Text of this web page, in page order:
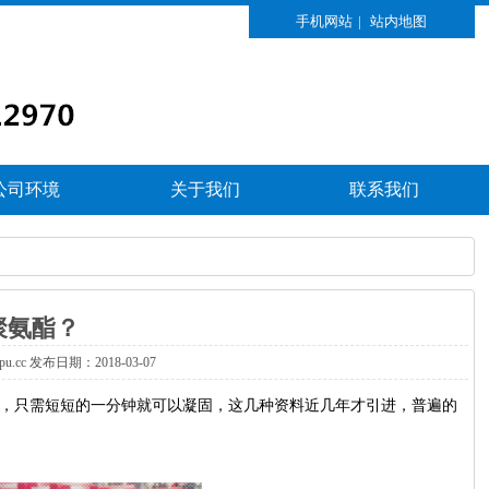
手机网站 | 站内地图
司环境 关于我们 联系我们
酯？
发布日期：2018-03-07
需短短的一分钟就可以凝固，这几种资料近几年才引进，普遍的